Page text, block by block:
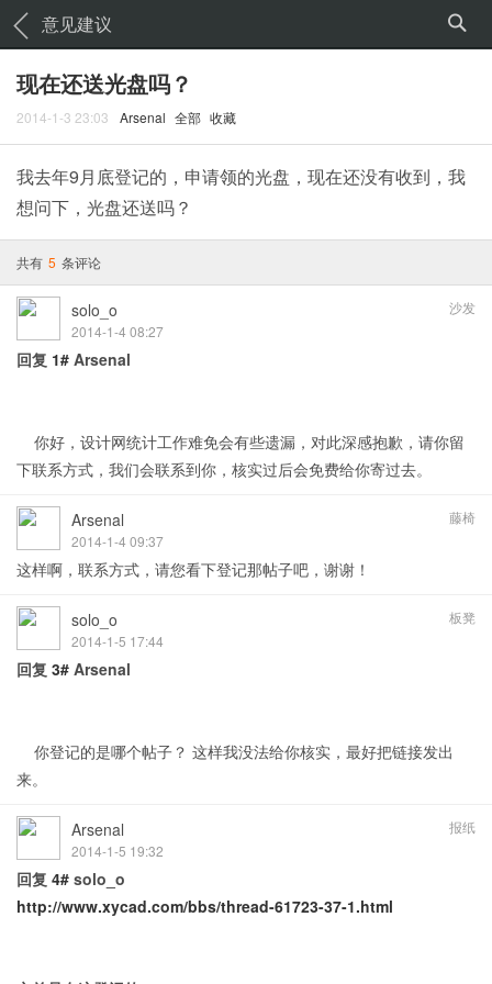
意见建议
现在还送光盘吗？
2014-1-3 23:03 Arsenal 全部 收藏
我去年9月底登记的，申请领的光盘，现在还没有收到，我
想问下，光盘还送吗？
共有 5 条评论
沙发
solo_o
2014-1-4 08:27
回复 1# Arsenal
你好，设计网统计工作难免会有些遗漏，对此深感抱歉，请你留
下联系方式，我们会联系到你，核实过后会免费给你寄过去。
藤椅
Arsenal
2014-1-4 09:37
这样啊，联系方式，请您看下登记那帖子吧，谢谢！
板凳
solo_o
2014-1-5 17:44
回复 3# Arsenal
你登记的是哪个帖子？ 这样我没法给你核实，最好把链接发出
来。
报纸
Arsenal
2014-1-5 19:32
回复 4# solo_o
http://www.xycad.com/bbs/thread-61723-37-1.html